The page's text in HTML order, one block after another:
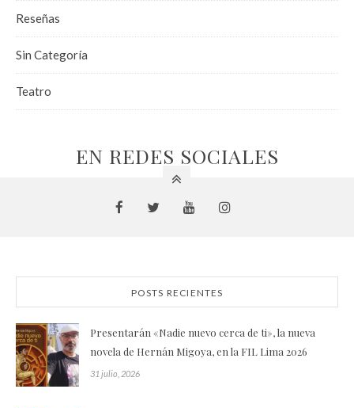
Reseñas
Sin Categoría
Teatro
EN REDES SOCIALES
POSTS RECIENTES
Presentarán «Nadie nuevo cerca de ti», la nueva
novela de Hernán Migoya, en la FIL Lima 2026
31 julio, 2026